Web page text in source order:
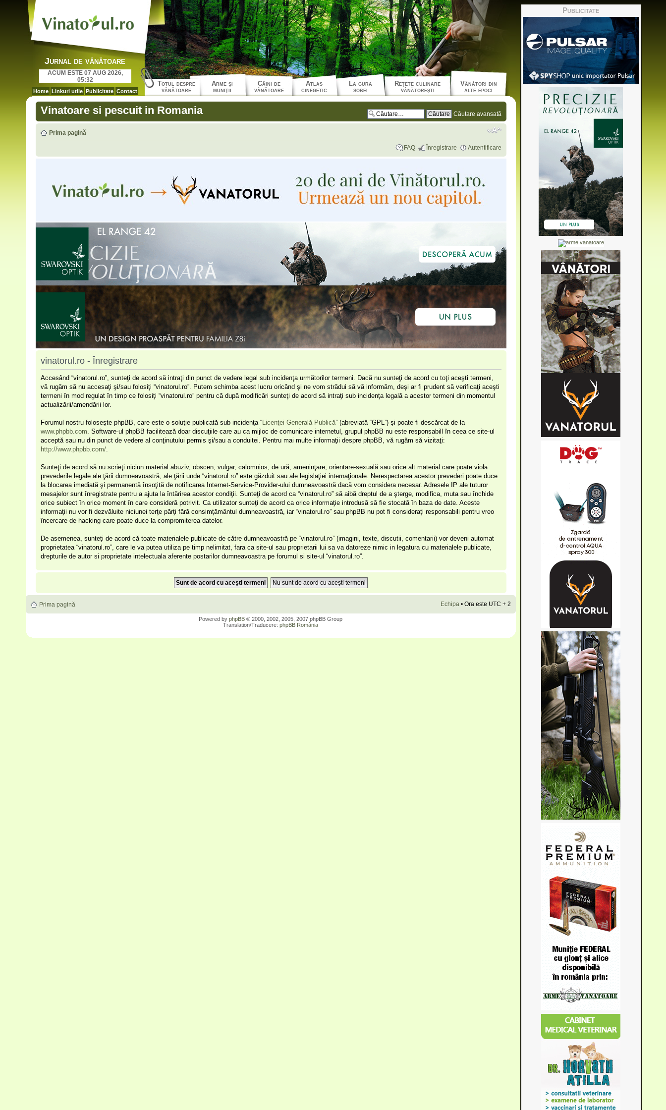
Jurnal de vânătoare
ACUM ESTE 07 AUG 2026,
05:32
Home Linkuri utile Publicitate Contact
Totul despre
vânătoare
Arme şi
muniţii
Câini de
vânătoare
Atlas
cinegetic
La gura
sobei
Reţete culinare
vânătoreşti
Vânători din
alte epoci
Vinatoare si pescuit in Romania Căutare avansată
Prima pagină
FAQ Înregistrare Autentificare
vinatorul.ro - Înregistrare
Accesând “vinatorul.ro”, sunteţi de acord să intraţi din punct de vedere legal sub incidenţa următorilor termeni. Dacă nu sunteţi de acord cu toţi aceşti termeni,
vă rugăm să nu accesaţi şi/sau folosiţi “vinatorul.ro”. Putem schimba acest lucru oricând şi ne vom strădui să vă informăm, deşi ar fi prudent să verificaţi aceşti
termeni în mod regulat în timp ce folosiţi “vinatorul.ro” pentru că după modificări sunteţi de acord să intraţi sub incidenţa legală a acestor termeni din momentul
actualizării/amendării lor.
Forumul nostru foloseşte phpBB, care este o soluţie publicată sub incidenţa “Licenţei Generală Publică” (abreviată “GPL”) şi poate fi descărcat de la
www.phpbb.com. Software-ul phpBB facilitează doar discuţiile care au ca mijloc de comunicare internetul, grupul phpBB nu este responsabill în ceea ce site-ul
acceptă sau nu din punct de vedere al conţinutului permis şi/sau a conduitei. Pentru mai multe informaţii despre phpBB, vă rugăm să vizitaţi:
http://www.phpbb.com/.
Sunteţi de acord să nu scrieţi niciun material abuziv, obscen, vulgar, calomnios, de ură, ameninţare, orientare-sexuală sau orice alt material care poate viola
prevederile legale ale ţării dumneavoastră, ale ţării unde “vinatorul.ro” este găzduit sau ale legislaţiei internaţionale. Nerespectarea acestor prevederi poate duce
la blocarea imediată şi permanentă însoţită de notificarea Internet-Service-Provider-ului dumneavoastră dacă vom considera necesar. Adresele IP ale tuturor
mesajelor sunt înregistrate pentru a ajuta la întărirea acestor condiţii. Sunteţi de acord ca “vinatorul.ro” să aibă dreptul de a şterge, modifica, muta sau închide
orice subiect în orice moment în care consideră potrivit. Ca utilizator sunteţi de acord ca orice informaţie introdusă să fie stocată în baza de date. Aceste
informaţii nu vor fi dezvăluite niciunei terţe părţi fără consimţământul dumneavoastră, iar “vinatorul.ro” sau phpBB nu pot fi consideraţi responsabili pentru vreo
încercare de hacking care poate duce la compromiterea datelor.
De asemenea, sunteţi de acord că toate materialele publicate de către dumneavoastră pe “vinatorul.ro” (imagini, texte, discutii, comentarii) vor deveni automat
proprietatea “vinatorul.ro”, care le va putea utiliza pe timp nelimitat, fara ca site-ul sau proprietarii lui sa va datoreze nimic in legatura cu materialele publicate,
drepturile de autor si proprietate intelectuala aferente postarilor dumneavoastra pe forumul si site-ul “vinatorul.ro”.
Prima pagină Echipa • Ora este UTC + 2
Powered by phpBB © 2000, 2002, 2005, 2007 phpBB Group
Translation/Traducere: phpBB România
Publicitate